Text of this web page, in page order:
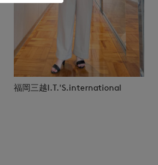
福岡三越I.T.'S.international